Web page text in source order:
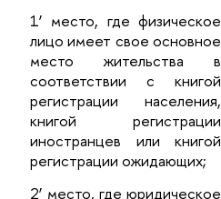
1’ место, где физическое
лицо имеет свое основное
место жительства в
соответствии с книгой
регистрации населения,
книгой регистрации
иностранцев или книгой
регистрации ожидающих;
2’ место, где юридическое